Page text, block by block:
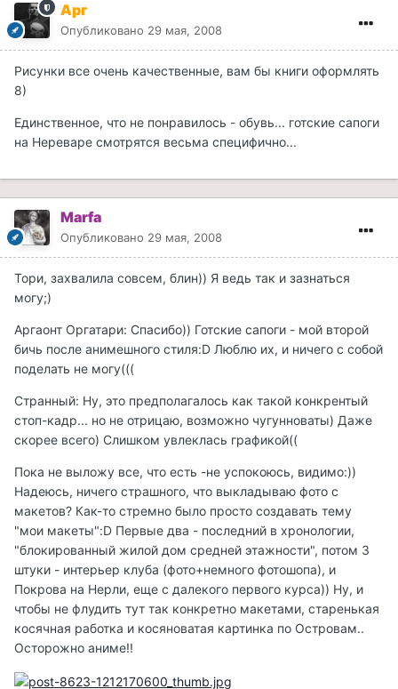
Арг
Опубликовано 29 мая, 2008
Рисунки все очень качественные, вам бы книги оформлять
8)
Единственное, что не понравилось - обувь... готские сапоги
на Нереваре смотрятся весьма специфично...
Marfa
Опубликовано 29 мая, 2008
Тори, захвалила совсем, блин)) Я ведь так и зазнаться
могу;)
Аргаонт Оргатари: Спасибо)) Готские сапоги - мой второй
бичь после анимешного стиля:D Люблю их, и ничего с собой
поделать не могу(((
Странный: Ну, это предполагалось как такой конкрентый
стоп-кадр... но не отрицаю, возможно чугунноваты) Даже
скорее всего) Слишком увлеклась графикой((
Пока не выложу все, что есть -не успокоюсь, видимо:))
Надеюсь, ничего страшного, что выкладываю фото с
макетов? Как-то стремно было просто создавать тему
"мои макеты":D Первые два - последний в хронологии,
"блокированный жилой дом средней этажности", потом 3
штуки - интерьер клуба (фото+немного фотошопа), и
Покрова на Нерли, еще с далекого первого курса)) Ну, и
чтобы не флудить тут так конкретно макетами, старенькая
косячная работка и косяноватая картинка по Островам..
Осторожно аниме!!